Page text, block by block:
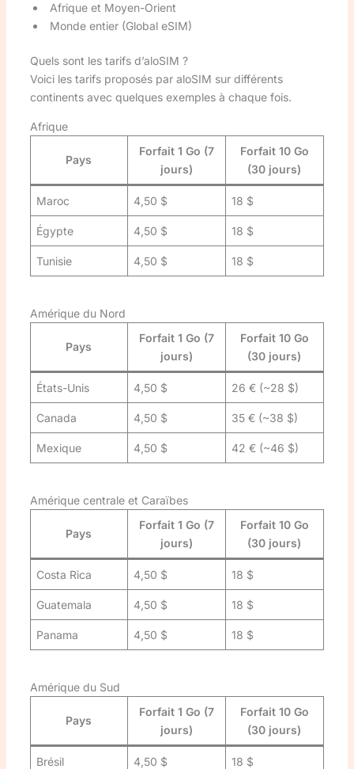
Afrique et Moyen-Orient
Monde entier (Global eSIM)
Quels sont les tarifs d’aloSIM ?
Voici les tarifs proposés par aloSIM sur différents
continents avec quelques exemples à chaque fois.
Afrique
Pays
Forfait 1 Go (7
jours)
Forfait 10 Go
(30 jours)
Maroc 4,50 $ 18 $
Égypte 4,50 $ 18 $
Tunisie 4,50 $ 18 $
Amérique du Nord
Pays
Forfait 1 Go (7
jours)
Forfait 10 Go
(30 jours)
États-Unis 4,50 $ 26 € (~28 $)
Canada 4,50 $ 35 € (~38 $)
Mexique 4,50 $ 42 € (~46 $)
Amérique centrale et Caraïbes
Pays
Forfait 1 Go (7
jours)
Forfait 10 Go
(30 jours)
Costa Rica 4,50 $ 18 $
Guatemala 4,50 $ 18 $
Panama 4,50 $ 18 $
Amérique du Sud
Pays
Forfait 1 Go (7
jours)
Forfait 10 Go
(30 jours)
Brésil 4,50 $ 18 $